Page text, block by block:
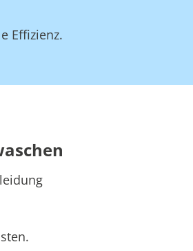
Effizienz.